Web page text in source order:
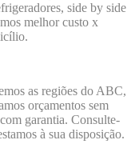
side by side
melhor custo x
as regiões do ABC,
orçamentos sem
garantia. Consulte-
à sua disposição.